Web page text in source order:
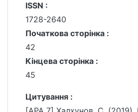
ISSN :
1728-2640
Початкова сторінка :
42
Кінцева сторінка :
45
Цитування :